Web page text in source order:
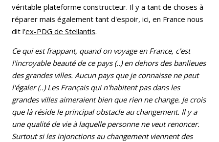
véritable plateforme constructeur. Il y a tant de choses à
réparer mais également tant d'espoir, ici, en France nous
dit l'ex-PDG de Stellantis.
Ce qui est frappant, quand on voyage en France, c'est
l'incroyable beauté de ce pays (..) en dehors des banlieues
des grandes villes. Aucun pays que je connaisse ne peut
l'égaler (..) Les Français qui n'habitent pas dans les
grandes villes aimeraient bien que rien ne change. Je crois
que là réside le principal obstacle au changement. Il y a
une qualité de vie à laquelle personne ne veut renoncer.
Surtout si les injonctions au changement viennent des